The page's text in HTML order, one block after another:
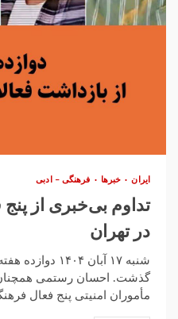
ایران خبرها فرهنگی – ادبی
تداوم بی‌خبری از
در تهران
شنبه ۱۷ آبان
گذشت. احسان رستمی
مأموران امنیتی پنج فعال